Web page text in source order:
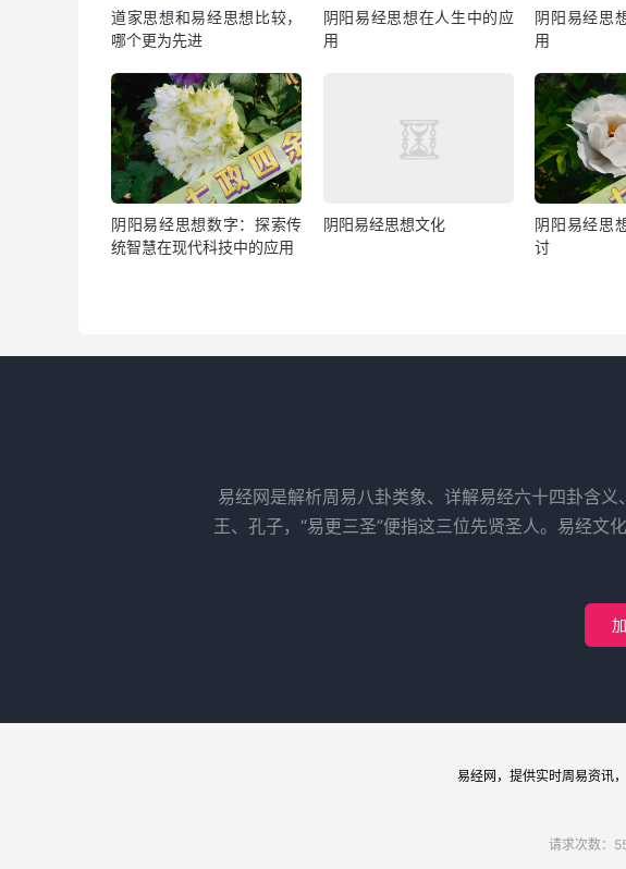
道家思想和易经思想比较，
哪个更为先进
阴阳易经思想在人生中的应
用
阴阳易经思
用
阴阳易经思想数字：探索传
统智慧在现代科技中的应用
阴阳易经思想文化
阴阳易经思
讨
易经网是解析周易八卦类象、详解易经六十四卦含
王、孔子，“易更三圣”便指这三位先贤圣人。易经文
易经网 ，提供实时周易资讯
请求次数：